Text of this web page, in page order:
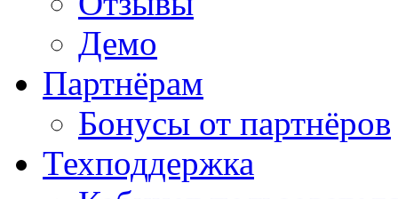
Демо
Партнёрам
Бонусы от партнёров
Техподдержка